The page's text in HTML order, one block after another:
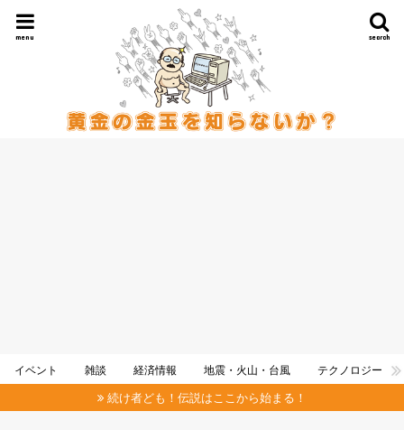
search
menu
イベント 雑談 経済情報 地震・火山・台風 テクノロジー
続け者ども！伝説はここから始まる！